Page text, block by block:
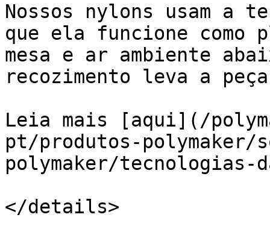
Nossos nylons usam a
que ela funcione como
mesa e ar ambiente
recozimento leva a peça
Leia mais [aqui](/
pt/produtos-polymaker/
polymaker/tecnologias-
</details>